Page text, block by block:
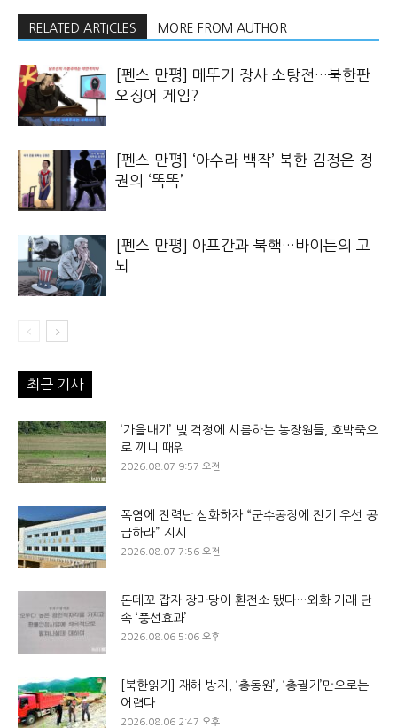
RELATED ARTICLES MORE FROM AUTHOR
[펜스 만평] 메뚜기 장사 소탕전…북한판
오징어 게임?
[펜스 만평] ‘아수라 백작’ 북한 김정은 정
권의 ‘똑똑’
[펜스 만평] 아프간과 북핵…바이든의 고
뇌
최근 기사
‘가을내기’ 빚 걱정에 시름하는 농장원들, 호박죽으
로 끼니 때워
2026.08.07 9:57 오전
폭염에 전력난 심화하자 “군수공장에 전기 우선 공
급하라” 지시
2026.08.07 7:56 오전
돈데꼬 잡자 장마당이 환전소 됐다…외화 거래 단
속 ‘풍선효과’
2026.08.06 5:06 오후
[북한읽기] 재해 방지, ‘총동원’, ‘총궐기’만으로는
어렵다
2026.08.06 2:47 오후